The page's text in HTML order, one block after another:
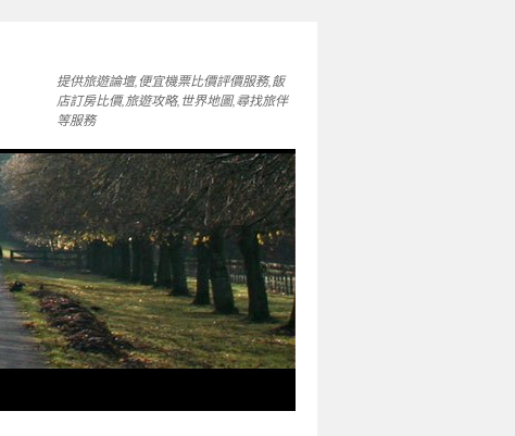
提供旅遊論壇,便宜機票比價評價服務,飯
店訂房比價,旅遊攻略,世界地圖,尋找旅伴
等服務